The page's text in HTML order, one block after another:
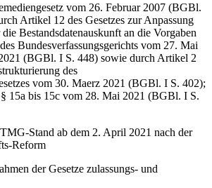
vom 26. Februar 2007 (BGBl.
Artikel 12 des Gesetzes zur Anpassung
Bestandsdatenauskunft an die Vorgaben
Bundesverfassungsgerichts vom 27. Mai
(BGBl. I S. 448) sowie durch Artikel 2
des
vom 30. Maerz 2021 (BGBl. I S. 402);
15a bis 15c vom 28. Mai 2021 (BGBl. I S.
Stand ab dem 2. April 2021 nach der
Reform
der Gesetze zulassungs- und